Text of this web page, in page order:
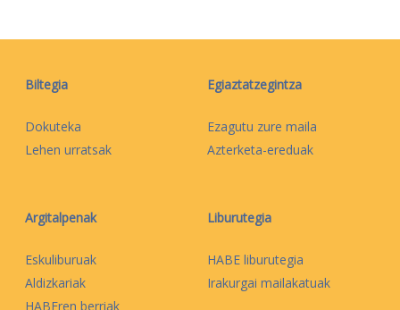
Biltegia
Dokuteka
Lehen urratsak
Egiaztatzegintza
Ezagutu zure maila
Azterketa-ereduak
Argitalpenak
Eskuliburuak
Aldizkariak
HABEren berriak
Liburutegia
HABE liburutegia
Irakurgai mailakatuak